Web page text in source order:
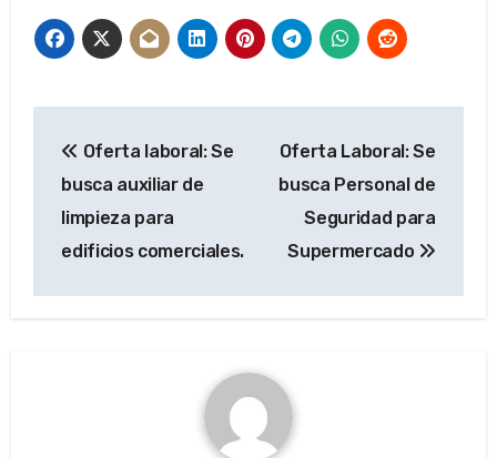
de
entradas
Oferta laboral: Se
busca auxiliar de
limpieza para
edificios comerciales.
Oferta Laboral: Se
busca Personal de
Seguridad para
Supermercado